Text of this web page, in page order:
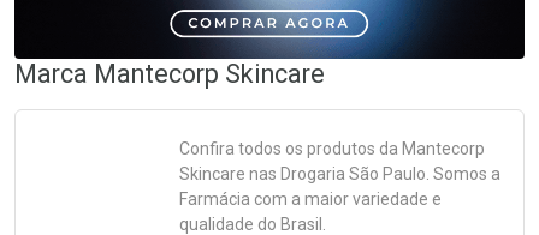
Marca Mantecorp Skincare
Confira todos os produtos da Mantecorp
Skincare nas Drogaria São Paulo. Somos a
Farmácia com a maior variedade e
qualidade do Brasil.